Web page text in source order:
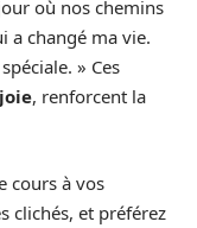
où nos chemins
a changé ma vie.
» Ces
joie, renforcent la
cours à vos
clichés, et préférez